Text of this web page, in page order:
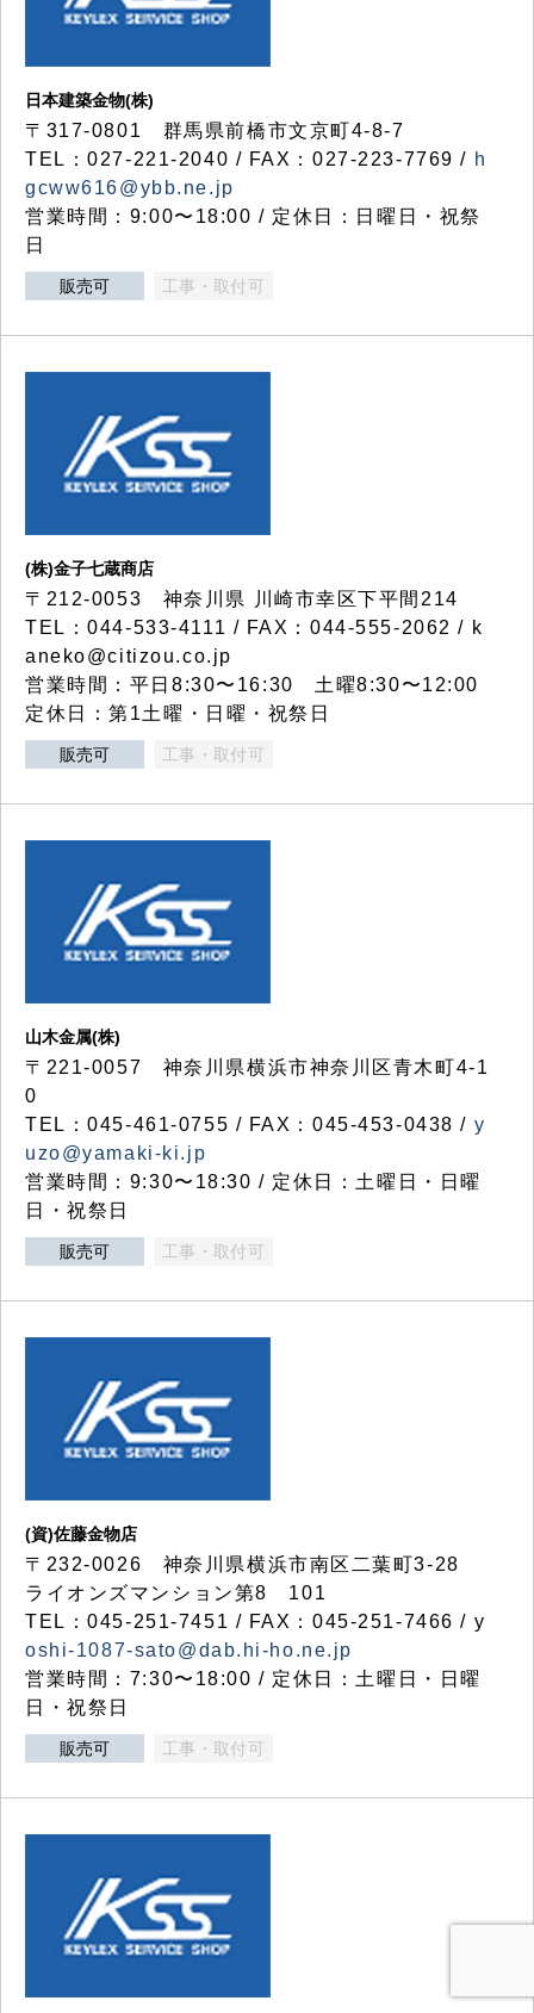
日本建築金物(株)
〒317‐0801 群馬県前橋市文京町4-8-7
TEL：027-221-2040 / FAX：027-223-7769 / h
gcww616@ybb.ne.jp
営業時間：9:00〜18:00 / 定休日：日曜日・祝祭
日
販売可 工事・取付可
(株)金子七蔵商店
〒212-0053 神奈川県 川崎市幸区下平間214
TEL：044-533-4111 / FAX：044-555-2062 / k
aneko@citizou.co.jp
営業時間：平日8:30〜16:30 土曜8:30〜12:00
定休日：第1土曜・日曜・祝祭日
販売可 工事・取付可
山木金属(株)
〒221-0057 神奈川県横浜市神奈川区青木町4-1
0
TEL：045-461-0755 / FAX：045-453-0438 / y
uzo@yamaki-ki.jp
営業時間：9:30〜18:30 / 定休日：土曜日・日曜
日・祝祭日
販売可 工事・取付可
(資)佐藤金物店
〒232-0026 神奈川県横浜市南区二葉町3-28
ライオンズマンション第8 101
TEL：045-251-7451 / FAX：045-251-7466 / y
oshi-1087-sato@dab.hi-ho.ne.jp
営業時間：7:30〜18:00 / 定休日：土曜日・日曜
日・祝祭日
販売可 工事・取付可